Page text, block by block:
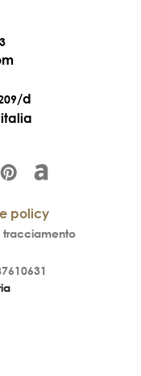
/d
policy
tracciamento